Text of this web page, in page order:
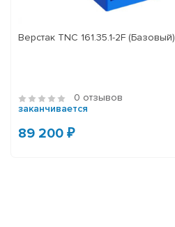
Верстак TNC 161.35.1-2F (Базовый)
0 отзывов
заканчивается
89 200 ₽